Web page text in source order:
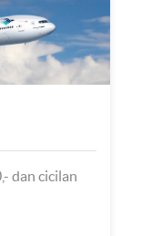
dan cicilan